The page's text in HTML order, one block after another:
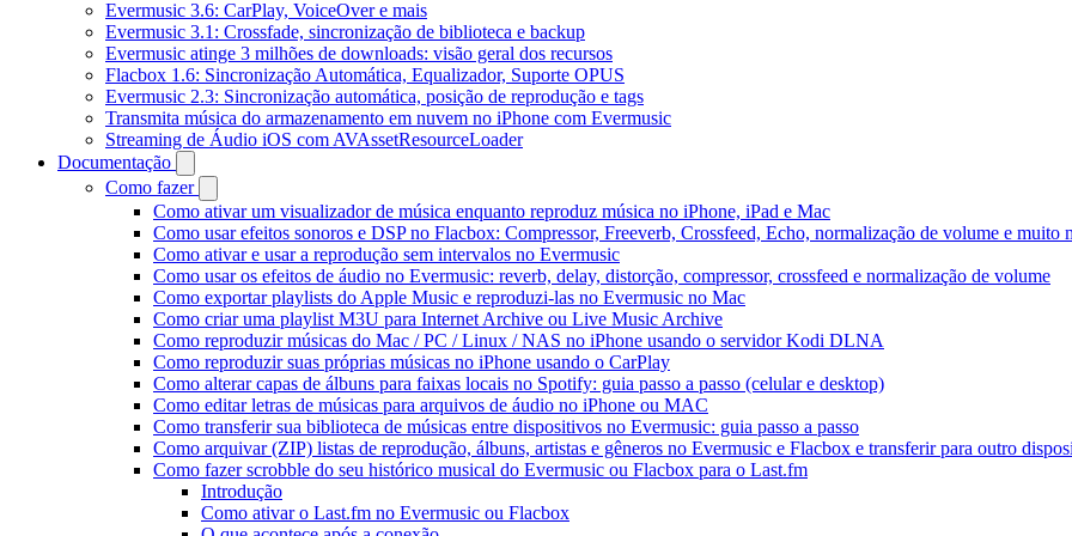
Evermusic 3.6: CarPlay, VoiceOver e mais
Evermusic 3.1: Crossfade, sincronização de biblioteca e backup
Evermusic atinge 3 milhões de downloads: visão geral dos recursos
Flacbox 1.6: Sincronização Automática, Equalizador, Suporte OPUS
Evermusic 2.3: Sincronização automática, posição de reprodução e tags
Transmita música do armazenamento em nuvem no iPhone com Evermusic
Streaming de Áudio iOS com AVAssetResourceLoader
Documentação
Como fazer
Como ativar um visualizador de música enquanto reproduz música no iPhone, iPad e Mac
Como usar efeitos sonoros e DSP no Flacbox: Compressor, Freeverb, Crossfeed, Echo, normalização de volume e muito
Como ativar e usar a reprodução sem intervalos no Evermusic
Como usar os efeitos de áudio no Evermusic: reverb, delay, distorção, compressor, crossfeed e normalização de volume
Como exportar playlists do Apple Music e reproduzi-las no Evermusic no Mac
Como criar uma playlist M3U para Internet Archive ou Live Music Archive
Como reproduzir músicas do Mac / PC / Linux / NAS no iPhone usando o servidor Kodi DLNA
Como reproduzir suas próprias músicas no iPhone usando o CarPlay
Como alterar capas de álbuns para faixas locais no Spotify: guia passo a passo (celular e desktop)
Como editar letras de músicas para arquivos de áudio no iPhone ou MAC
Como transferir sua biblioteca de músicas entre dispositivos no Evermusic: guia passo a passo
Como arquivar (ZIP) listas de reprodução, álbuns, artistas e gêneros no Evermusic e Flacbox e transferir para outro
Como fazer scrobble do seu histórico musical do Evermusic ou Flacbox para o Last.fm
Introdução
Como ativar o Last.fm no Evermusic ou Flacbox